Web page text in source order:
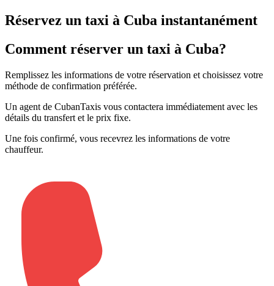
Réservez un taxi à Cuba instantanément
Comment réserver un taxi à Cuba?
Remplissez les informations de votre réservation et choisissez votre
méthode de confirmation préférée.
Un agent de CubanTaxis vous contactera immédiatement avec les
détails du transfert et le prix fixe.
Une fois confirmé, vous recevrez les informations de votre
chauffeur.